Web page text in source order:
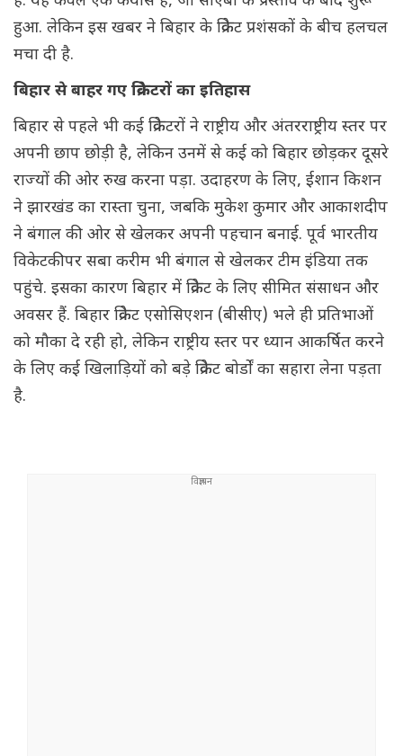
हुआ. लेकिन इस खबर ने बिहार के क्रिकेट प्रशंसकों के बीच हलचल
मचा दी है.
बिहार से बाहर गए क्रिकेटरों का इतिहास
बिहार से पहले भी कई क्रिकेटरों ने राष्ट्रीय और अंतरराष्ट्रीय स्तर पर
अपनी छाप छोड़ी है, लेकिन उनमें से कई को बिहार छोड़कर दूसरे
राज्यों की ओर रुख करना पड़ा. उदाहरण के लिए, ईशान किशन
ने झारखंड का रास्ता चुना, जबकि मुकेश कुमार और आकाशदीप
ने बंगाल की ओर से खेलकर अपनी पहचान बनाई. पूर्व भारतीय
विकेटकीपर सबा करीम भी बंगाल से खेलकर टीम इंडिया तक
पहुंचे. इसका कारण बिहार में क्रिकेट के लिए सीमित संसाधन और
अवसर हैं. बिहार क्रिकेट एसोसिएशन (बीसीए) भले ही प्रतिभाओं
को मौका दे रही हो, लेकिन राष्ट्रीय स्तर पर ध्यान आकर्षित करने
के लिए कई खिलाड़ियों को बड़े क्रिकेट बोर्डों का सहारा लेना पड़ता
है.